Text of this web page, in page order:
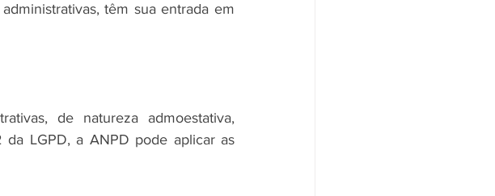
têm sua entrada em
de natureza admoestativa,
LGPD, a ANPD pode aplicar as